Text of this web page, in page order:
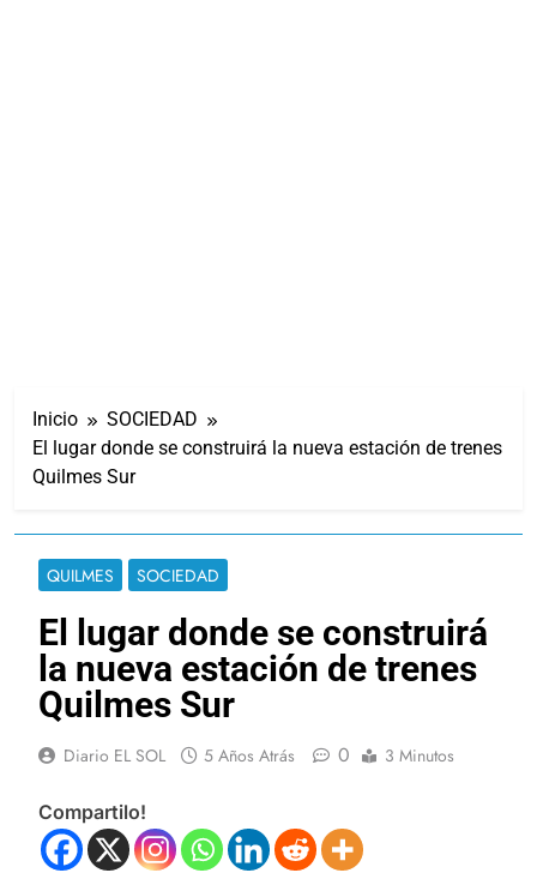
Inicio
SOCIEDAD
El lugar donde se construirá la nueva estación de trenes
Quilmes Sur
QUILMES SOCIEDAD
El lugar donde se construirá
la nueva estación de trenes
Quilmes Sur
Diario EL SOL 5 Años Atrás 0 3 Minutos
Compartilo!